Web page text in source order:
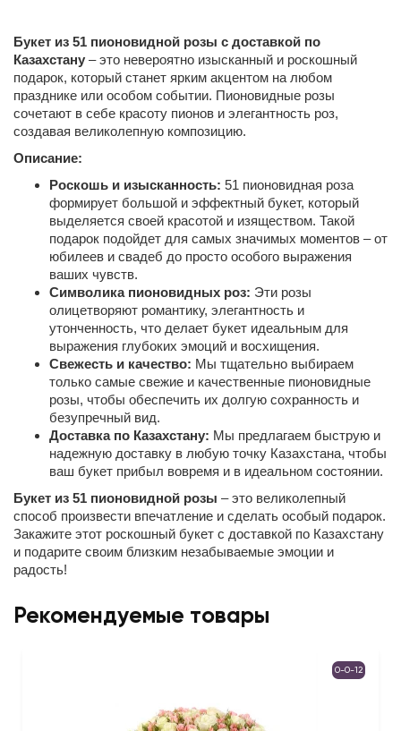
Букет из 51 пионовидной розы с доставкой по
Казахстану – это невероятно изысканный и роскошный
подарок, который станет ярким акцентом на любом
празднике или особом событии. Пионовидные розы
сочетают в себе красоту пионов и элегантность роз,
создавая великолепную композицию.
Описание:
Роскошь и изысканность: 51 пионовидная роза
формирует большой и эффектный букет, который
выделяется своей красотой и изяществом. Такой
подарок подойдет для самых значимых моментов – от
юбилеев и свадеб до просто особого выражения
ваших чувств.
Символика пионовидных роз: Эти розы
олицетворяют романтику, элегантность и
утонченность, что делает букет идеальным для
выражения глубоких эмоций и восхищения.
Свежесть и качество: Мы тщательно выбираем
только самые свежие и качественные пионовидные
розы, чтобы обеспечить их долгую сохранность и
безупречный вид.
Доставка по Казахстану: Мы предлагаем быструю и
надежную доставку в любую точку Казахстана, чтобы
ваш букет прибыл вовремя и в идеальном состоянии.
Букет из 51 пионовидной розы – это великолепный
способ произвести впечатление и сделать особый подарок.
Закажите этот роскошный букет с доставкой по Казахстану
и подарите своим близким незабываемые эмоции и
радость!
Рекомендуемые товары
0-0-12